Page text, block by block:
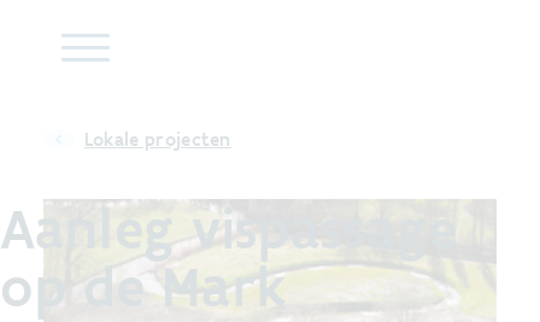
Lokale projecten
Aanleg vispassage
op de Mark